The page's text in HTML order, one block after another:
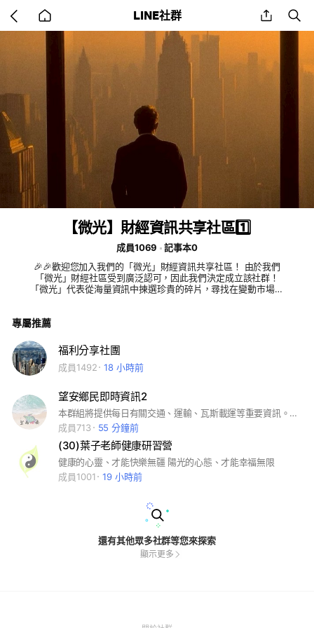
back
to
home
LINE社群 share
【微光】財經資訊共享社區1️⃣
成員1069
記事本0
🎉🎉歡迎您加入我們的「微光」財經資訊共享社區！ 由於我們
「微光」財經社區受到廣泛認可，因此我們決定成立該社群！
「微光」代表從海量資訊中揀選珍貴的碎片，尋找在變動市場中
道合的朋友，共同分享投資心得、最新市場資訊和投資策略。
訊和投資策略。 2.交流互動:討論股票財經走勢、技術分 析、基
本面分析、及時消息等。 3. 學習成長:從其他投資者的經驗中吸
取教訓和獲得靈感,共同進步。 【適合對象】 - 對台灣股票市場
感興趣的個人 - 希望學習並提高股票投資技巧的新手 - 有經驗並
願意分享策略的老手 【社區規則】 1. 文明互動:尊重每一位群
友，禁止人 身攻擊和惡意言論，有不同意見歡迎交流。 2. 資料
來源:請務必注明資訊來源,避 免傳播假消息。 3. 禁止廣告:禁止
任何形式的廣告和商 業推廣。 4. 誠實交流:坦誠分享自己的觀點
和經 驗,避免誤導他人。 【特別提醒】 -股票投資有風險,請謹慎
行事。 -群內分享的所有資訊僅供參考,請自 行判斷和決策。
【關於收費】 -群組分享的所有資訊,兩個月免費期, 這也是屬於
相互了解的一個過程； -到該收費時群內會另行通知。
專屬推薦
福利分享社團
成員1492 18 小時前
望安鄉民即時資訊2
本群組將提供每日有關交通、運輸、瓦斯載運等重要資訊。歡迎邀請更多鄉親一同加入，共同獲取最新消息。謝謝大家！
成員713
55 分鐘前
(30)葉子老師健康研習營
健康的心靈、才能快樂無疆 陽光的心態、才能幸福無限
成員1001
19 小時前
還有其他眾多社群等您來探索
顯示更多